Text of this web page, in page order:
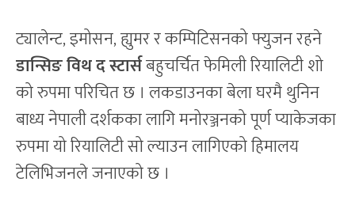
ट्यालेन्ट, इमोसन, ह्युमर र कम्पिटिसनको फ्युजन रहने
डान्सिङ विथ द स्टार्सबहुचर्चित फेमिली रियालिटी शो
को रुपमा परिचित छ । लकडाउनका बेला घरमै थुनिन
बाध्य नेपाली दर्शकका लागि मनोरञ्जनको पूर्ण प्याकेजका
रुपमा यो रियालिटी सो ल्याउन लागिएको हिमालय
टेलिभिजनले जनाएको छ ।